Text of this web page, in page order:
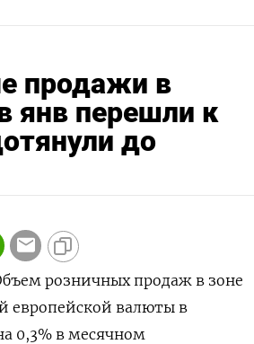
продажи в
янв перешли к
до
розничных продаж в зоне
европейской валюты в
0,3​%​ в месячном